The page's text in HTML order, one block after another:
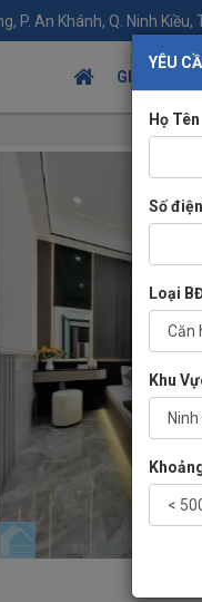
P. An Khánh, Q. Ninh Kiều,
GIỚI THIỆU
YÊU
Họ Tên
Số
Loại
Khu